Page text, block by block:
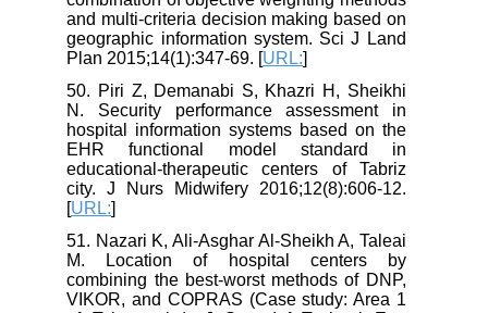
and multi-criteria decision making based on
geographic information system. Sci J Land
Plan 2015;14(1):347-69. [URL:
50. Piri Z, Demanabi S, Khazri H, Sheikhi
N. Security performance assessment in
hospital information systems based on the
EHR functional model standard in
educational-therapeutic centers of Tabriz
city. J Nurs Midwifery 2016;12(8):606-12.
[URL:
51. Nazari K, Ali-Asghar Al-Sheikh A, Taleai
M. Location of hospital centers by
combining the best-worst methods of DNP,
VIKOR, and COPRAS (Case study: Area 1